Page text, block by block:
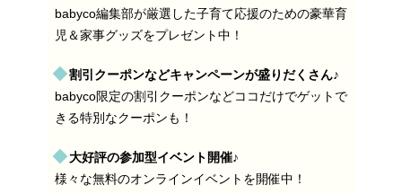
babyco編集部が厳選した子育て応援のための豪華育
児＆家事グッズをプレゼント中！
割引クーポンなどキャンペーンが盛りだくさん♪
babyco限定の割引クーポンなどココだけでゲットで
きる特別なクーポンも！
大好評の参加型イベント開催♪
様々な無料のオンラインイベントを開催中！